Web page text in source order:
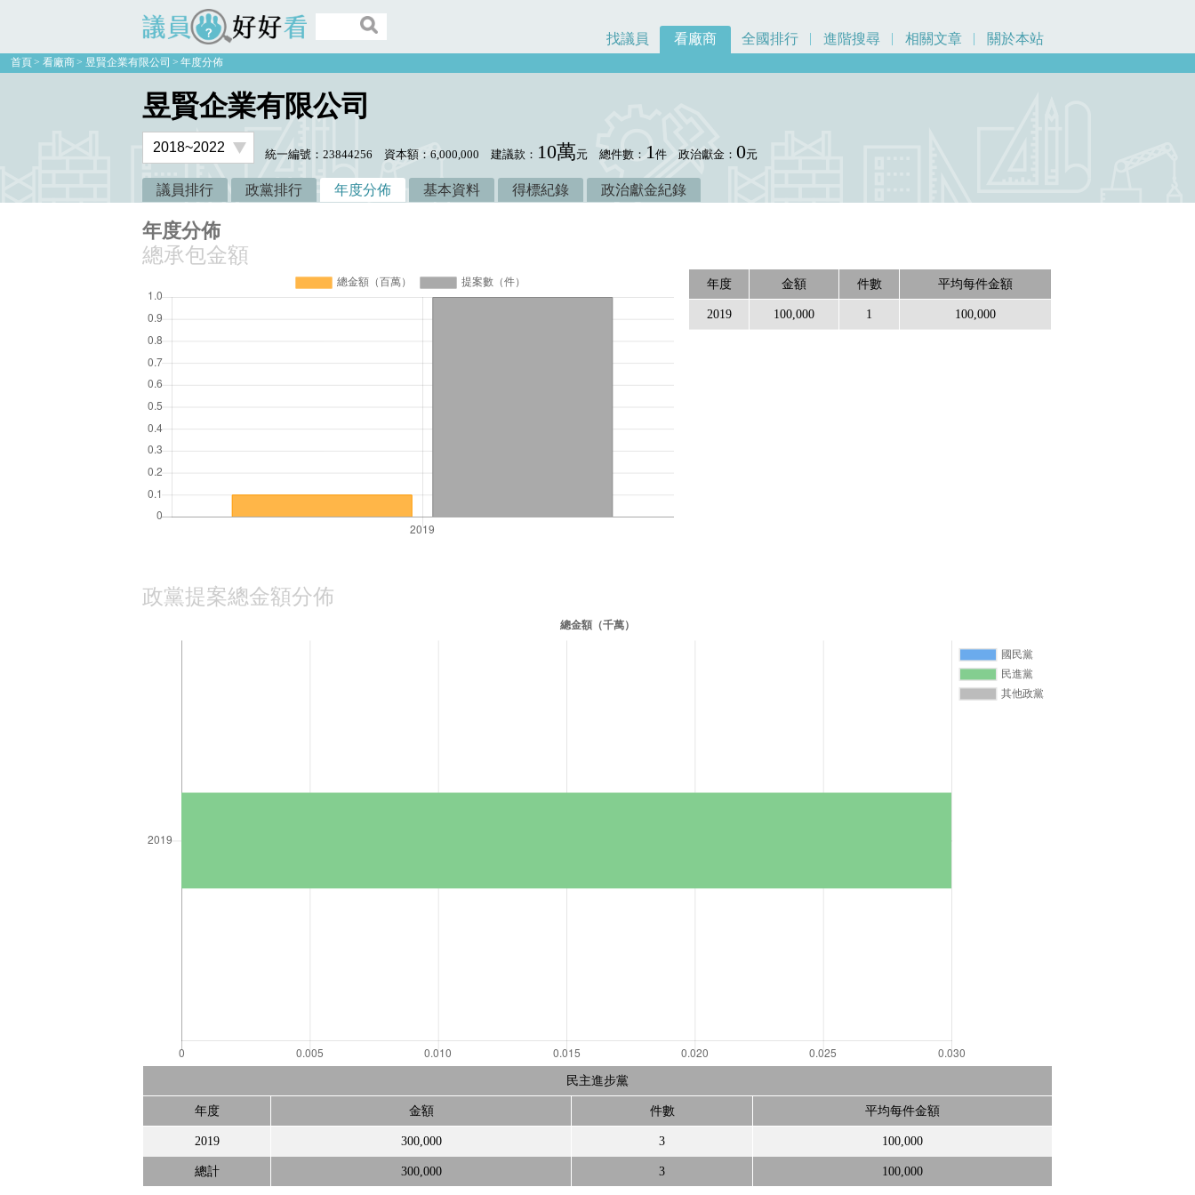
議員好好看
找議員 看廠商 全國排行 進階搜尋 相關文章 關於本站
首頁 看廠商 昱賢企業有限公司 年度分佈
昱賢企業有限公司
統一編號：23844256 資本額：6,000,000 建議款： 10萬元 總件數： 1件 政治獻金：0元
議員排行 政黨排行 年度分佈 基本資料 得標紀錄 政治獻金紀錄
年度分佈
總承包金額
年度 金額 件數 平均每件金額
2019 100,000 1 100,000
政黨提案總金額分佈
民主進步黨
年度 金額 件數 平均每件金額
2019 300,000 3 100,000
總計 300,000 3 100,000